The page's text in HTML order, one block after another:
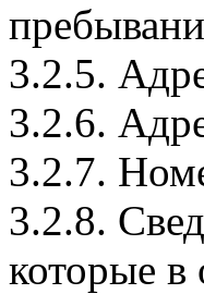
3.2.5.
3.2.6.
3.2.7.
3.2.8.
которые в